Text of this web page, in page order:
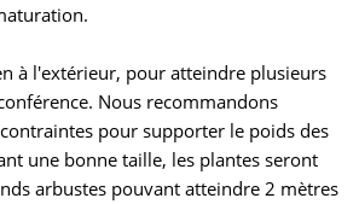
à l'extérieur, pour atteindre plusieurs
Nous recommandons
pour supporter le poids des
une bonne taille, les plantes seront
arbustes pouvant atteindre 2 mètres